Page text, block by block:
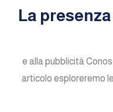
La
e alla pubblicità
articolo esploreremo